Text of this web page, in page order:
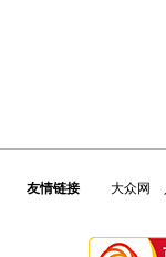
友情链接 大众网